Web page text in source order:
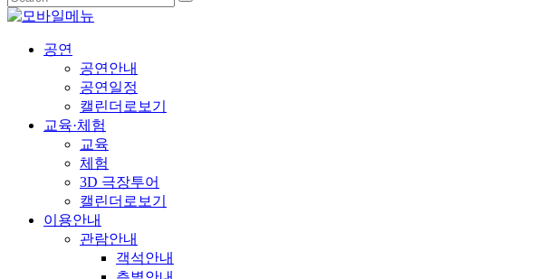
공연
공연안내
공연일정
캘린더로보기
교육·체험
교육
체험
3D 극장투어
캘린더로보기
이용안내
관람안내
객석안내